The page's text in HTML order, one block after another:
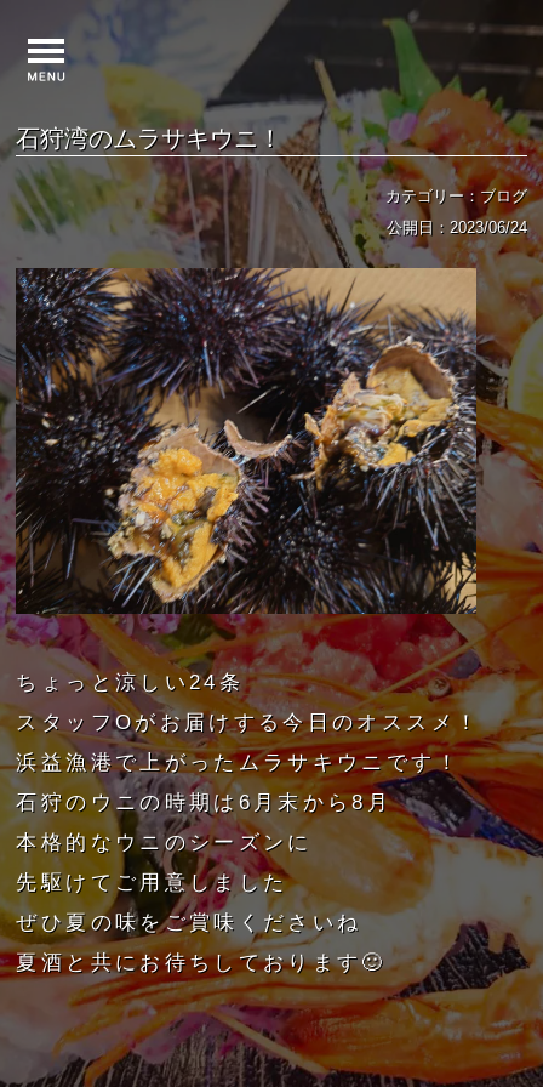
石狩湾のムラサキウニ！
カテゴリー：ブログ
公開日：2023/06/24
ちょっと涼しい24条
スタッフOがお届けする今日のオススメ！
浜益漁港で上がったムラサキウニです！
石狩のウニの時期は6月末から8月
本格的なウニのシーズンに
先駆けてご用意しました
ぜひ夏の味をご賞味くださいね
夏酒と共にお待ちしております🙂